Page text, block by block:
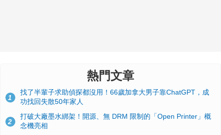
熱門文章
1
找了半輩子求助偵探都沒用！66歲加拿大男子靠ChatGPT，成
功找回失散50年家人
2
打破大廠墨水綁架！開源、無 DRM 限制的「Open Printer」概
念機亮相